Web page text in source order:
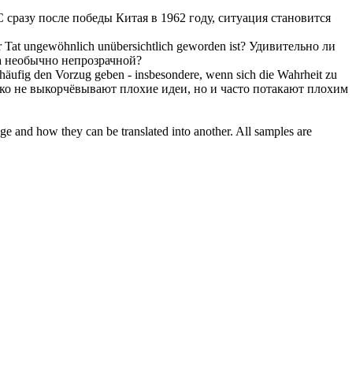
после победы Китая в 1962 году, ситуация становится
Tat ungewöhnlich unübersichtlich geworden ist? Удивительно ли
необычно непрозрачной?
den Vorzug geben - insbesondere, wenn sich die Wahrheit zu
не выкорчёвывают плохие идеи, но и часто потакают плохим
and how they can be translated into another. All samples are